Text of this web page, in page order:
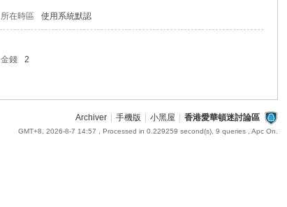
所在時區 使用系統默認
金錢
2
Archiver 手機版 小黑屋 香港愛華頓迷討論區
GMT+8, 2026-8-7 14:57 , Processed in 0.229259 second(s), 9 queries , Apc On.